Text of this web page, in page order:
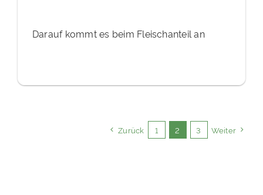
Darauf kommt es beim Fleischanteil an
Zurück 1 2 3 Weiter